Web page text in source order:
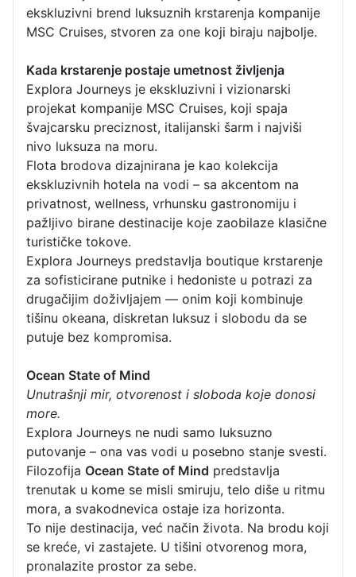
ekskluzivni brend luksuznih krstarenja kompanije
MSC Cruises, stvoren za one koji biraju najbolje.
Kada krstarenje postaje umetnost življenja
Explora Journeys je ekskluzivni i vizionarski
projekat kompanije MSC Cruises, koji spaja
švajcarsku preciznost, italijanski šarm i najviši
nivo luksuza na moru.
Flota brodova dizajnirana je kao kolekcija
ekskluzivnih hotela na vodi – sa akcentom na
privatnost, wellness, vrhunsku gastronomiju i
pažljivo birane destinacije koje zaobilaze klasične
turističke tokove.
Explora Journeys predstavlja boutique krstarenje
za sofisticirane putnike i hedoniste u potrazi za
drugačijim doživljajem — onim koji kombinuje
tišinu okeana, diskretan luksuz i slobodu da se
putuje bez kompromisa.
Ocean State of Mind
Unutrašnji mir, otvorenost i sloboda koje donosi
more.
Explora Journeys ne nudi samo luksuzno
putovanje – ona vas vodi u posebno stanje svesti.
Filozofija Ocean State of Mind predstavlja
trenutak u kome se misli smiruju, telo diše u ritmu
mora, a svakodnevica ostaje iza horizonta.
To nije destinacija, već način života. Na brodu koji
se kreće, vi zastajete. U tišini otvorenog mora,
pronalazite prostor za sebe.